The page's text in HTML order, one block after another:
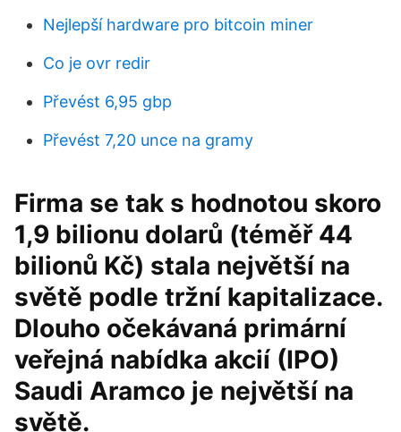
Nejlepší hardware pro bitcoin miner
Co je ovr redir
Převést 6,95 gbp
Převést 7,20 unce na gramy
Firma se tak s hodnotou skoro
1,9 bilionu dolarů (téměř 44
bilionů Kč) stala největší na
světě podle tržní kapitalizace.
Dlouho očekávaná primární
veřejná nabídka akcií (IPO)
Saudi Aramco je největší na
světě.